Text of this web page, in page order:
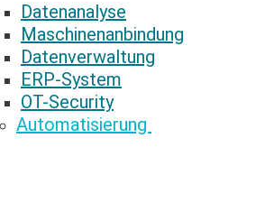
Datenanalyse
Maschinenanbindung
Datenverwaltung
ERP-System
OT-Security
Automatisierung